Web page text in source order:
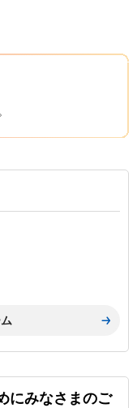
にみなさまのご